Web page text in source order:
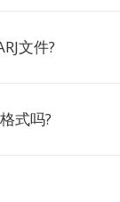
文件?
式吗?